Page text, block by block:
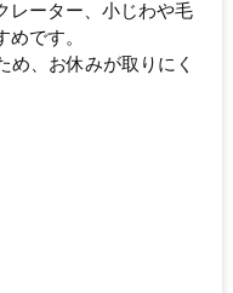
レーター、小じわや毛
です。
め、お休みが取りにく